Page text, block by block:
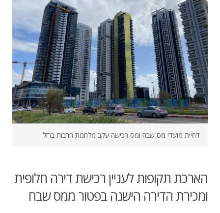
דחיית מועדי מס שבח ומס רכישה עקב מלחמת חרבות ברזל
הארכת תקופות לעניין רכישת דירה חלופית
ומכירת הדירה הישנה בפטור ממס שבח